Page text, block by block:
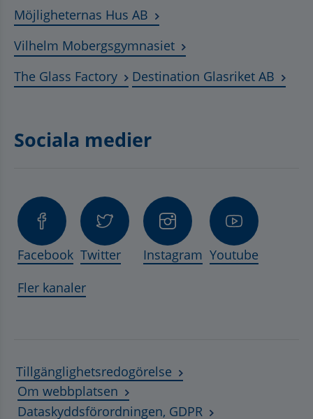
Möjligheternas Hus AB Länk till annan webbplats,
Vilhelm MobergsgymnasietLänk till annan
The Glass FactoryLänk till annan webbplats,
Destination Glasriket AB
Sociala medier
Facebook Twitter Instagram Youtube
Fler kanaler
Tillgänglighetsredogörelse
Om webbplatsen
Dataskyddsförordningen, GDPR